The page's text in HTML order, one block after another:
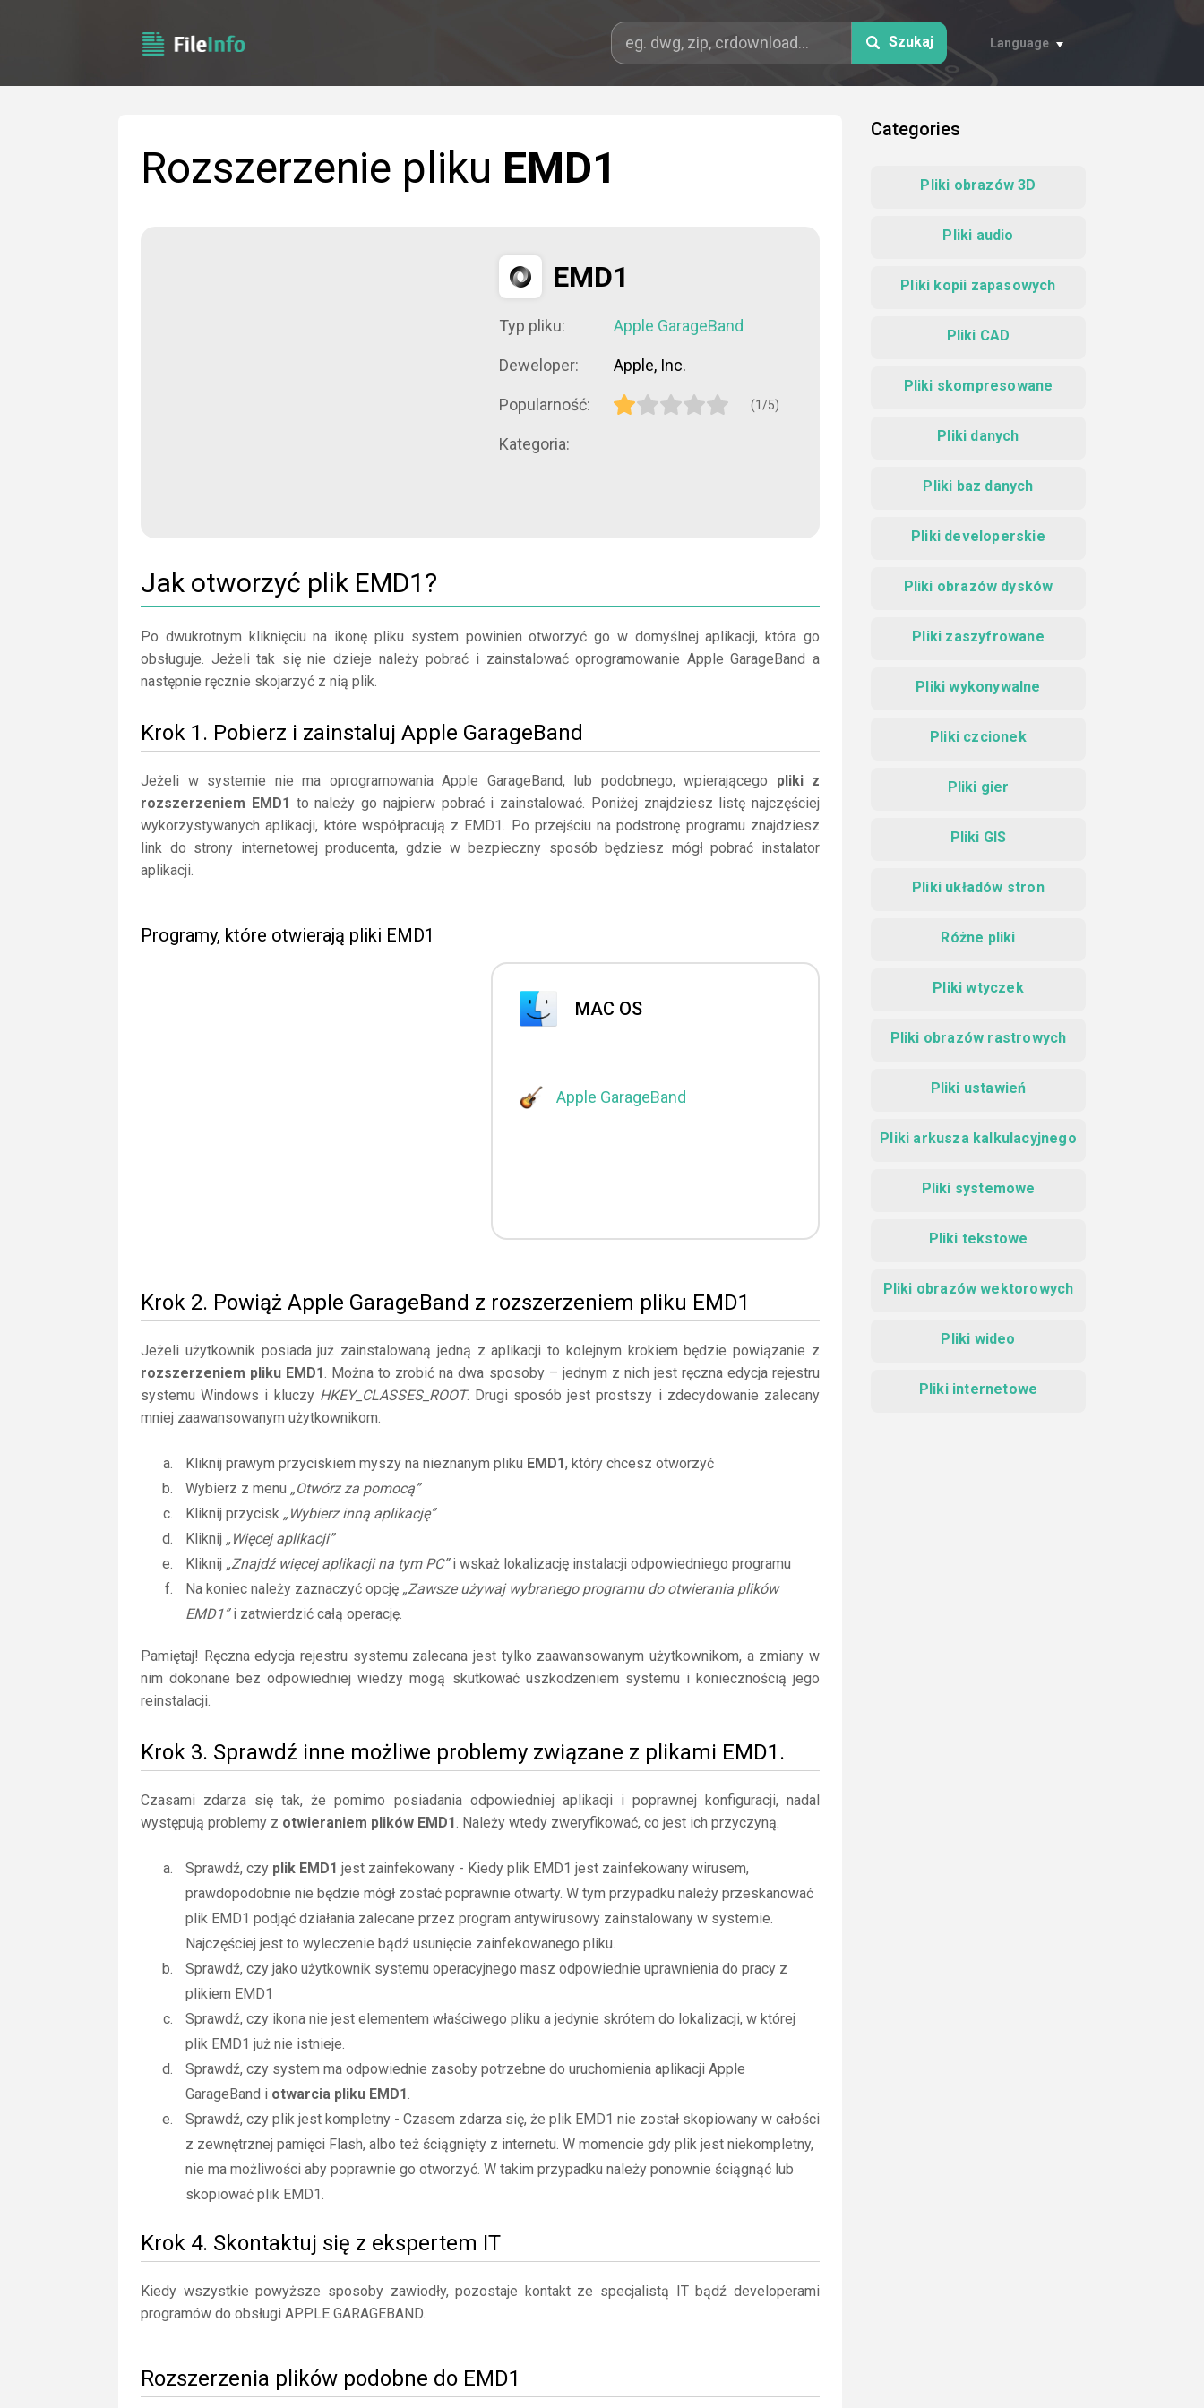
Szukaj Language
Rozszerzenie pliku EMD1
EMD1
Typ pliku: Apple GarageBand
Deweloper: Apple, Inc.
Popularność: (1/5)
Kategoria:
Jak otworzyć plik EMD1?
Po dwukrotnym kliknięciu na ikonę pliku system powinien otworzyć go w domyślnej aplikacji, która go
obsługuje. Jeżeli tak się nie dzieje należy pobrać i zainstalować oprogramowanie Apple GarageBand a
następnie ręcznie skojarzyć z nią plik.
Krok 1. Pobierz i zainstaluj Apple GarageBand
Jeżeli w systemie nie ma oprogramowania Apple GarageBand, lub podobnego, wpierającego pliki z
rozszerzeniem EMD1 to należy go najpierw pobrać i zainstalować. Poniżej znajdziesz listę najczęściej
wykorzystywanych aplikacji, które współpracują z EMD1. Po przejściu na podstronę programu znajdziesz
link do strony internetowej producenta, gdzie w bezpieczny sposób będziesz mógł pobrać instalator
aplikacji.
Programy, które otwierają pliki EMD1
MAC OS
Apple GarageBand
Krok 2. Powiąż Apple GarageBand z rozszerzeniem pliku EMD1
Jeżeli użytkownik posiada już zainstalowaną jedną z aplikacji to kolejnym krokiem będzie powiązanie z
rozszerzeniem pliku EMD1. Można to zrobić na dwa sposoby – jednym z nich jest ręczna edycja rejestru
systemu Windows i kluczy HKEY_CLASSES_ROOT. Drugi sposób jest prostszy i zdecydowanie zalecany
mniej zaawansowanym użytkownikom.
Kliknij prawym przyciskiem myszy na nieznanym pliku EMD1, który chcesz otworzyć
Wybierz z menu „Otwórz za pomocą”
Kliknij przycisk „Wybierz inną aplikację”
Kliknij „Więcej aplikacji”
Kliknij „Znajdź więcej aplikacji na tym PC”i wskaż lokalizację instalacji odpowiedniego programu
Na koniec należy zaznaczyć opcję „Zawsze używaj wybranego programu do otwierania plików
EMD1”i zatwierdzić całą operację.
Pamiętaj! Ręczna edycja rejestru systemu zalecana jest tylko zaawansowanym użytkownikom, a zmiany w
nim dokonane bez odpowiedniej wiedzy mogą skutkować uszkodzeniem systemu i koniecznością jego
reinstalacji.
Krok 3. Sprawdź inne możliwe problemy związane z plikami EMD1.
Czasami zdarza się tak, że pomimo posiadania odpowiedniej aplikacji i poprawnej konfiguracji, nadal
występują problemy z otwieraniem plików EMD1. Należy wtedy zweryfikować, co jest ich przyczyną.
Sprawdź, czy plik EMD1 jest zainfekowany - Kiedy plik EMD1 jest zainfekowany wirusem,
prawdopodobnie nie będzie mógł zostać poprawnie otwarty. W tym przypadku należy przeskanować
plik EMD1 podjąć działania zalecane przez program antywirusowy zainstalowany w systemie.
Najczęściej jest to wyleczenie bądź usunięcie zainfekowanego pliku.
Sprawdź, czy jako użytkownik systemu operacyjnego masz odpowiednie uprawnienia do pracy z
plikiem EMD1
Sprawdź, czy ikona nie jest elementem właściwego pliku a jedynie skrótem do lokalizacji, w której
plik EMD1 już nie istnieje.
Sprawdź, czy system ma odpowiednie zasoby potrzebne do uruchomienia aplikacji Apple
GarageBand i otwarcia pliku EMD1.
Sprawdź, czy plik jest kompletny - Czasem zdarza się, że plik EMD1 nie został skopiowany w całości
z zewnętrznej pamięci Flash, albo też ściągnięty z internetu. W momencie gdy plik jest niekompletny,
nie ma możliwości aby poprawnie go otworzyć. W takim przypadku należy ponownie ściągnąć lub
skopiować plik EMD1.
Krok 4. Skontaktuj się z ekspertem IT
Kiedy wszystkie powyższe sposoby zawiodły, pozostaje kontakt ze specjalistą IT bądź developerami
programów do obsługi APPLE GARAGEBAND.
Rozszerzenia plików podobne do EMD1
Categories
Pliki obrazów 3D
Pliki audio
Pliki kopii zapasowych
Pliki CAD
Pliki skompresowane
Pliki danych
Pliki baz danych
Pliki developerskie
Pliki obrazów dysków
Pliki zaszyfrowane
Pliki wykonywalne
Pliki czcionek
Pliki gier
Pliki GIS
Pliki układów stron
Różne pliki
Pliki wtyczek
Pliki obrazów rastrowych
Pliki ustawień
Pliki arkusza kalkulacyjnego
Pliki systemowe
Pliki tekstowe
Pliki obrazów wektorowych
Pliki wideo
Pliki internetowe